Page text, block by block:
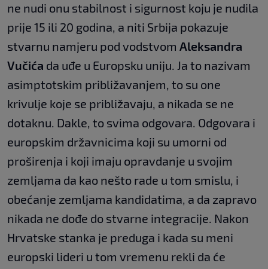
ne nudi onu stabilnost i sigurnost koju je nudila
prije 15 ili 20 godina, a niti Srbija pokazuje
stvarnu namjeru pod vodstvom Aleksandra
Vučića da uđe u Europsku uniju. Ja to nazivam
asimptotskim približavanjem, to su one
krivulje koje se približavaju, a nikada se ne
dotaknu. Dakle, to svima odgovara. Odgovara i
europskim državnicima koji su umorni od
proširenja i koji imaju opravdanje u svojim
zemljama da kao nešto rade u tom smislu, i
obećanje zemljama kandidatima, a da zapravo
nikada ne dođe do stvarne integracije. Nakon
Hrvatske stanka je preduga i kada su meni
europski lideri u tom vremenu rekli da će